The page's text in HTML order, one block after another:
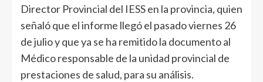
Director Provincial del IESS en la provincia, quien
señaló que el informe llegó el pasado viernes 26
de julio y que ya se ha remitido la documento al
Médico responsable de la unidad provincial de
prestaciones de salud, para su análisis.